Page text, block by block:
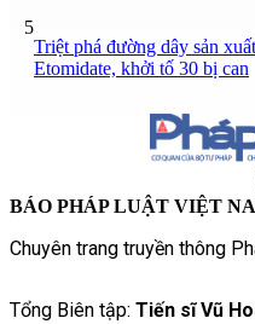
5
Triệt phá đường dây sản
Etomidate, khởi tố 30 bị can
BÁO PHÁP LUẬT VIỆT
Chuyên trang truyền thông
Tổng Biên tập: Tiến sĩ Vũ